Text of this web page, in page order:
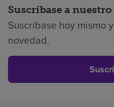
Suscríbase a
Suscríbase hoy mismo
novedad.